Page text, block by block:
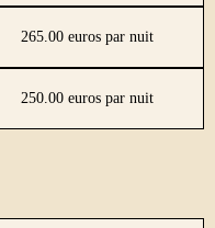
265.00 euros par nuit
250.00 euros par nuit